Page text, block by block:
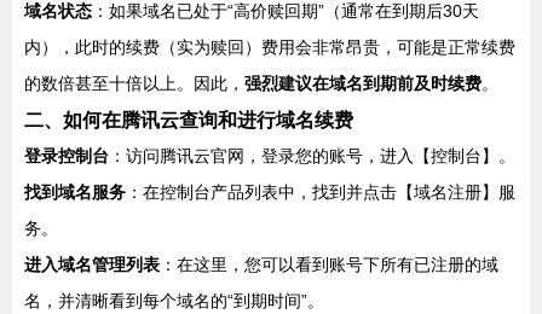
域名状态 ：如果域名已处于“高价赎回期”（通常在到期后30天
内），此时的续费（实为赎回）费用会非常昂贵，可能是正常续费
的数倍甚至十倍以上。因此， 强烈建议在域名到期前及时续费。
二、如何在腾讯云查询和进行域名续费
登录控制台 ：访问腾讯云官网，登录您的账号，进入【控制台】。
找到域名服务 ：在控制台产品列表中，找到并点击【域名注册】服
务。
进入域名管理列表 ：在这里，您可以看到账号下所有已注册的域
名，并清晰看到每个域名的“到期时间”。